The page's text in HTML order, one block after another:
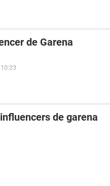
de Garena
de garena